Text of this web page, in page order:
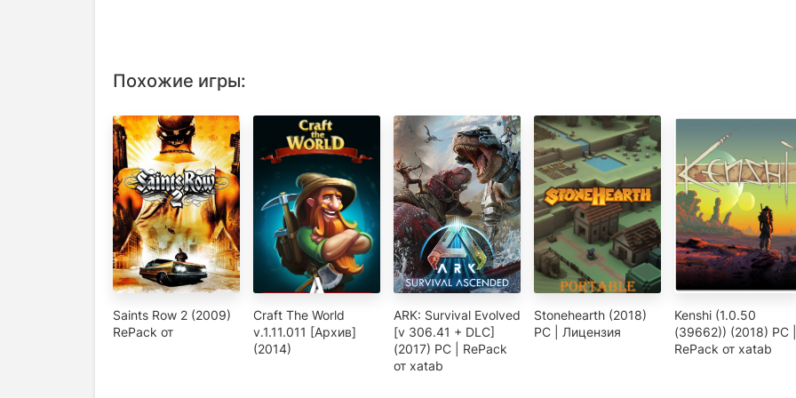
Похожие игры:
Saints Row 2 (2009)
RePack от
Craft The World
v.1.11.011 [Архив]
(2014)
ARK: Survival Evolved
[v 306.41 + DLC]
(2017) PC | RePack
от xatab
Stonehearth (2018)
PC | Лицензия
Kenshi (1.0.50
(39662)) (2018) PC |
RePack от xatab